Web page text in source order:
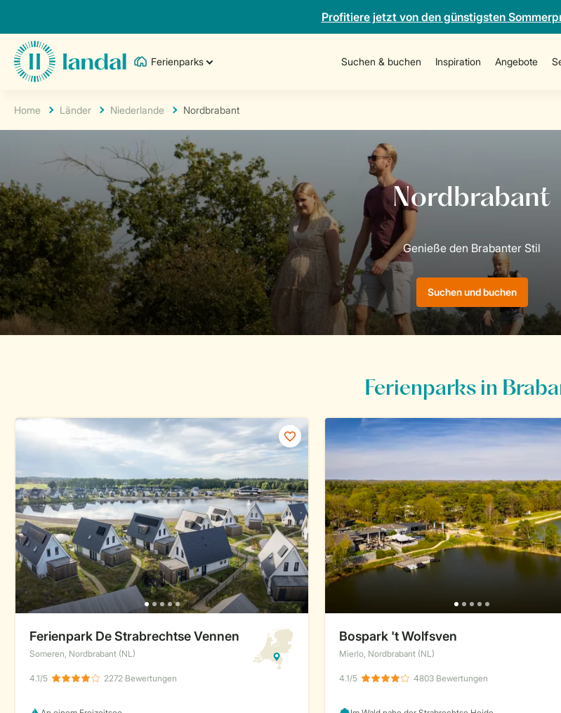
Profitiere jetzt von den günstigsten
Ferienparks Suchen & buchen Inspiration Angebote
Home Länder Niederlande Nordbrabant
Suchen und buchen